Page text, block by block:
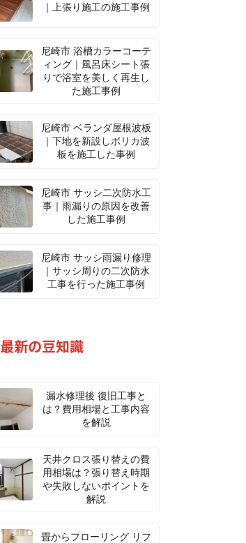
｜上張り施工の施工事例
尼崎市 浴槽カラーコーテ
ィング｜風呂床シート張
りで浴室を美しく再生し
た施工事例
尼崎市 ベランダ屋根波板
｜下地を新設しポリカ波
板を施工した事例
尼崎市 サッシ二次防水工
事｜雨漏りの原因を改善
した施工事例
尼崎市 サッシ雨漏り修理
｜サッシ周りの二次防水
工事を行った施工事例
最新の豆知識
漏水修理後 復旧工事と
は？費用相場と工事内容
を解説
天井クロス張り替えの費
用相場は？張り替え時期
や失敗しないポイントを
解説
畳からフローリング リフ